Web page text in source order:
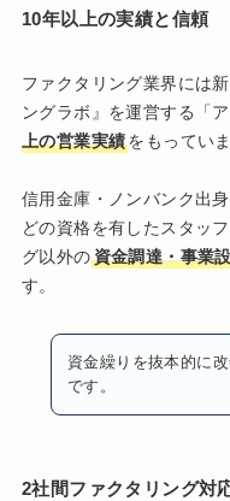
10年以上の実績と信頼
ファクタリング業界には
ングラボ』を運営する「
上の営業実績をもっていま
信用金庫・ノンバンク出
どの資格を有したスタッ
グ以外の資金調達・事業
す。
資金繰りを抜本的に
です。
2社間ファクタリング対